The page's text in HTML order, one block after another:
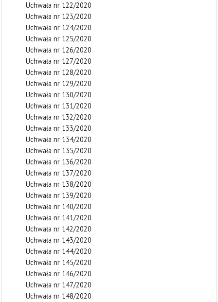
Uchwała nr 122/2020
Uchwała nr 123/2020
Uchwała nr 124/2020
Uchwała nr 125/2020
Uchwała nr 126/2020
Uchwała nr 127/2020
Uchwała nr 128/2020
Uchwała nr 129/2020
Uchwała nr 130/2020
Uchwała nr 131/2020
Uchwała nr 132/2020
Uchwała nr 133/2020
Uchwała nr 134/2020
Uchwała nr 135/2020
Uchwała nr 136/2020
Uchwała nr 137/2020
Uchwała nr 138/2020
Uchwała nr 139/2020
Uchwała nr 140/2020
Uchwała nr 141/2020
Uchwała nr 142/2020
Uchwała nr 143/2020
Uchwała nr 144/2020
Uchwała nr 145/2020
Uchwała nr 146/2020
Uchwała nr 147/2020
Uchwała nr 148/2020